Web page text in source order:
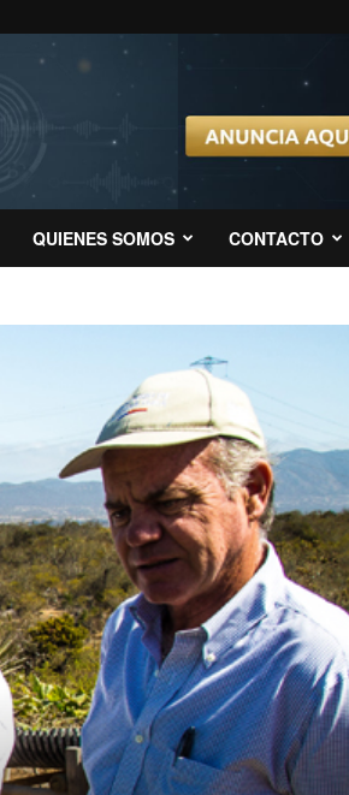
QUIENES SOMOS CONTACTO